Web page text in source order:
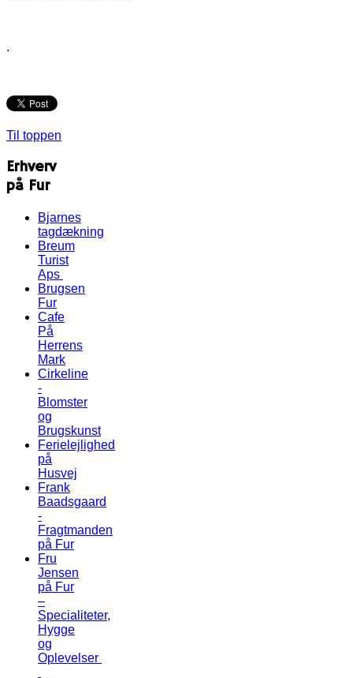
.
Til toppen
Erhverv
på Fur
Bjarnes
tagdækning
Breum
Turist
Aps
Brugsen
Fur
Cafe
På
Herrens
Mark
Cirkeline
-
Blomster
og
Brugskunst
Ferielejlighed
på
Husvej
Frank
Baadsgaard
-
Fragtmanden
på Fur
Fru
Jensen
på Fur
–
Specialiteter,
Hygge
og
Oplevelser